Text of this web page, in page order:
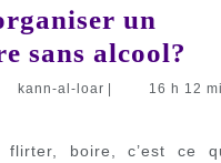
un
sans alcool?
kann-al-loarkann-
16 h 12
flirter, boire, c’est ce